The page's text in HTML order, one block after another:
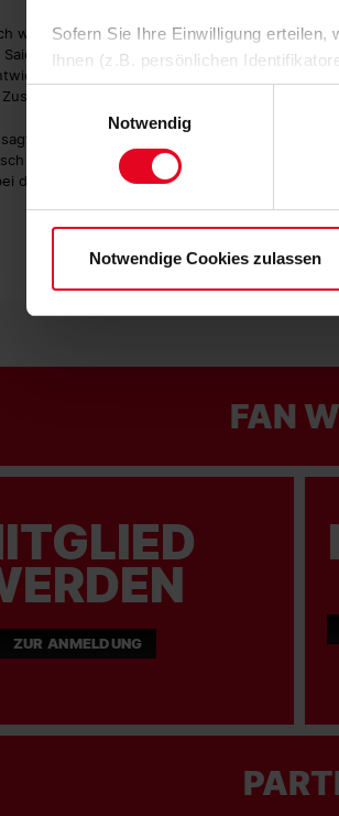
Sofern Sie Ihre Einwilligung
Ihnen (z.B. persönlichen
zulassen“-Button stimmen Sie der
personenbezogenen Daten für die
Soweit Sie „Notwendige Cookies“
Einwilligungsauswahl
Notwendig
Notwendige Cookies zulassen
wie menschlich sehr besonderen
„Das Trainerteam um Christian Streich
unserer Mannschaft. Wir bleiben auf
auch über die aktuelle Saison
„Es ist schön, dass wir nach wie vor
pflegen. Die Konstellation hier ist
diesem Verein weiter arbeiten zu können.“
FAN
ZUR ANMELDUNG